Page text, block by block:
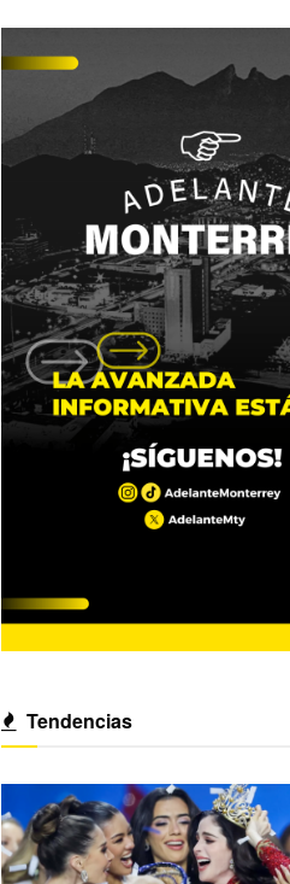
Tendencias